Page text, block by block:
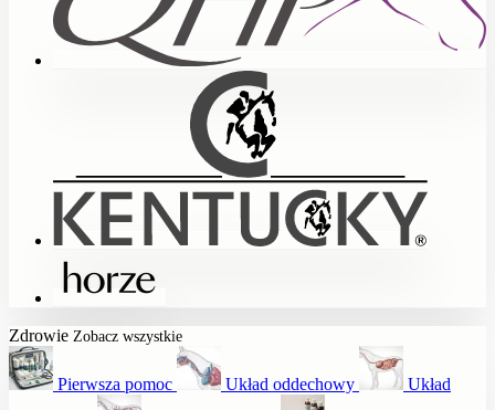
Zdrowie Zobacz wszystkie
Pierwsza pomoc Układ oddechowy Układ